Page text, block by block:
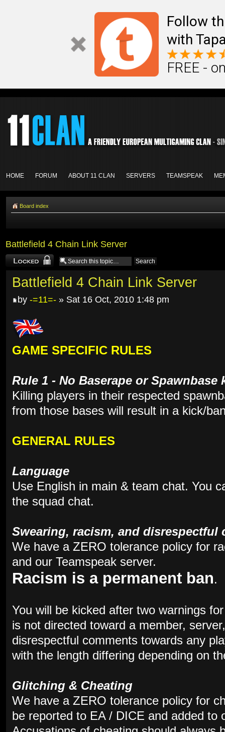
Follow
with
FREE -
HOME FORUM ABOUT 11 CLAN SERVERS TEAMSPEAK
Board index
Battlefield 4 Chain Link Server
Topic locked
Battlefield 4 Chain Link Server
by -=11=- » Sat 16 Oct, 2010 1:48 pm
GAME SPECIFIC RULES
Rule 1 - No Baserape or Spawnbase
Killing players in their respected
from those bases will result in a kick/
GENERAL RULES
Language
Use English in main & team chat. You
the squad chat.
Swearing, racism, and disrespectful
We have a ZERO tolerance policy for
and our Teamspeak server.
Racism is a permanent ban.
You will be kicked after two warnings
is not directed toward a member,
disrespectful comments towards any
with the length differing depending on
Glitching & Cheating
We have a ZERO tolerance policy for
be reported to EA / DICE and added to